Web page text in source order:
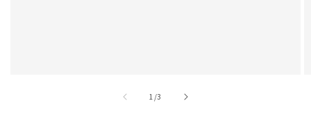
1 //3